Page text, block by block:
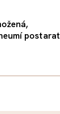
postarat